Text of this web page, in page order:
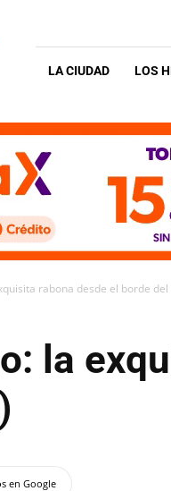
LA CIUDAD LOS
rabona desde el borde del
la
en Google